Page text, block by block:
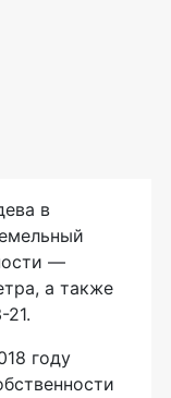
в
—
а также
году